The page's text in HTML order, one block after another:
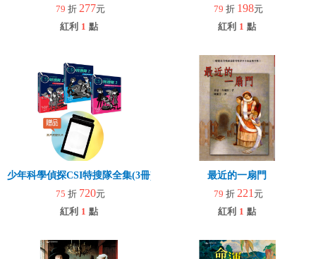
79 折 277元
紅利 1 點
79 折 198元
紅利 1 點
少年科學偵探CSI特搜隊全集(3冊)+贈頁片式放大片
75 折 720元
紅利 1 點
最近的一扇門
79 折 221 元
紅利 1 點